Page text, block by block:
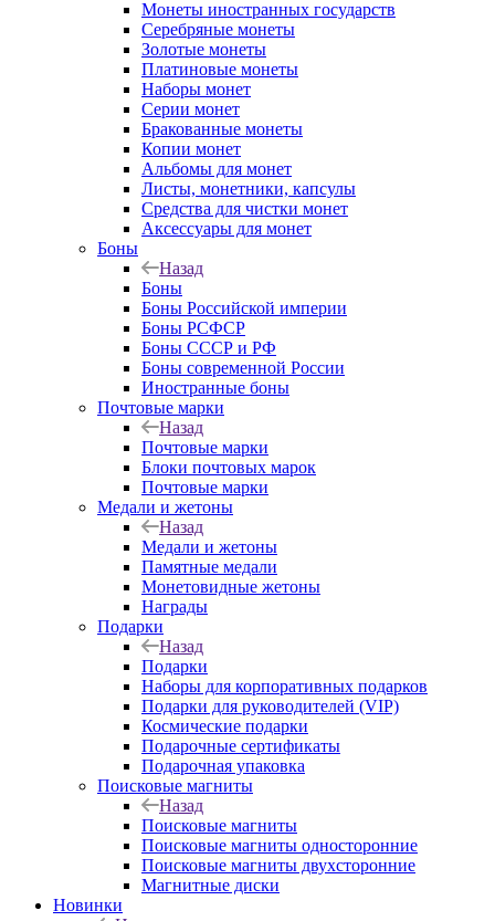
Монеты иностранных государств
Серебряные монеты
Золотые монеты
Платиновые монеты
Наборы монет
Серии монет
Бракованные монеты
Копии монет
Альбомы для монет
Листы, монетники, капсулы
Средства для чистки монет
Аксессуары для монет
Боны
Назад
Боны
Боны Российской империи
Боны РСФСР
Боны СССР и РФ
Боны современной России
Иностранные боны
Почтовые марки
Назад
Почтовые марки
Блоки почтовых марок
Почтовые марки
Медали и жетоны
Назад
Медали и жетоны
Памятные медали
Монетовидные жетоны
Награды
Подарки
Назад
Подарки
Наборы для корпоративных подарков
Подарки для руководителей (VIP)
Космические подарки
Подарочные сертификаты
Подарочная упаковка
Поисковые магниты
Назад
Поисковые магниты
Поисковые магниты односторонние
Поисковые магниты двухсторонние
Магнитные диски
Новинки